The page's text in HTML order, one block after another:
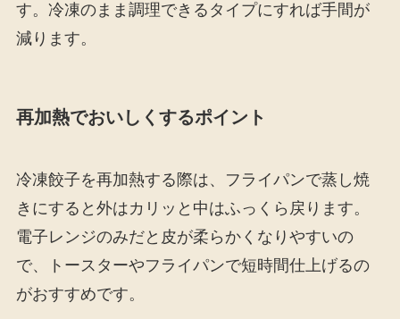
す。冷凍のまま調理できるタイプにすれば手間が
減ります。
再加熱でおいしくするポイント
冷凍餃子を再加熱する際は、フライパンで蒸し焼
きにすると外はカリッと中はふっくら戻ります。
電子レンジのみだと皮が柔らかくなりやすいの
で、トースターやフライパンで短時間仕上げるの
がおすすめです。